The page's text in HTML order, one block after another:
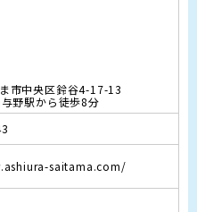
市中央区鈴谷4-17-13
野駅から徒歩8分
saitama.com/